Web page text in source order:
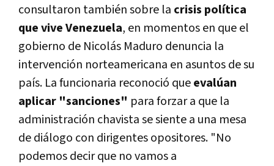
consultaron también sobre la crisis política
que vive Venezuela, en momentos en que el
gobierno de Nicolás Maduro denuncia la
intervención norteamericana en asuntos de su
país. La funcionaria reconoció queevalúan
aplicar "sanciones" para forzar a que la
administración chavista se siente a una mesa
de diálogo con dirigentes opositores. "No
podemos decir que no vamos a